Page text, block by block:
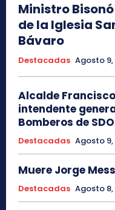
Ministro
de la Iglesia
Bávaro
Destacadas Agosto 9,
Alcalde
intendente
Bomberos de SDO
Destacadas Agosto 9,
Muere Jorge
Destacadas Agosto 8,